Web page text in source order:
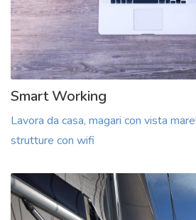
Smart Working
Lavora da casa, magari con vista
strutture con wifi